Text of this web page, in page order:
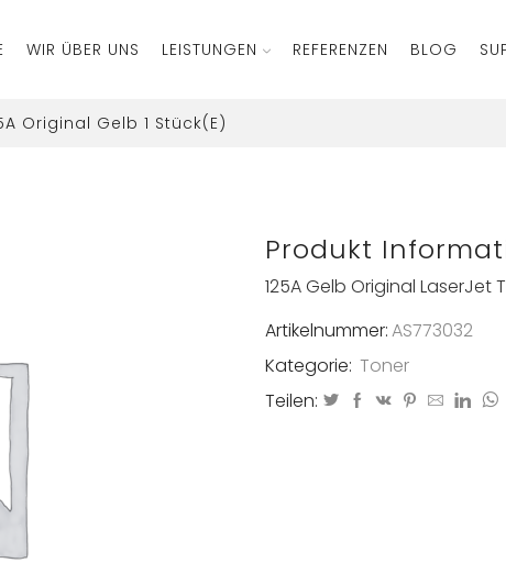
WIR ÜBER UNS LEISTUNGEN REFERENZEN BLOG
Original Gelb 1 Stück(e)
Produkt
125A Gelb Original LaserJet
Artikelnummer:AS773032
Kategorie: Toner
Teilen: